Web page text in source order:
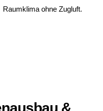
Raumklima ohne Zugluft.